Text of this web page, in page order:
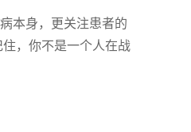
本身，更关注患者的
，你不是一个人在战